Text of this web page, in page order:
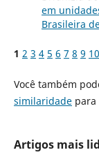
em
Brasileira
1 2 3 4 5 6 7 8 9 10
Você também
similaridadepara
Artigos mais